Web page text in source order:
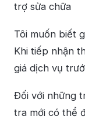
trợ sửa chữa
Tôi muốn biết
Khi tiếp nhận
giá dịch vụ
Đối với những
tra mới có thể